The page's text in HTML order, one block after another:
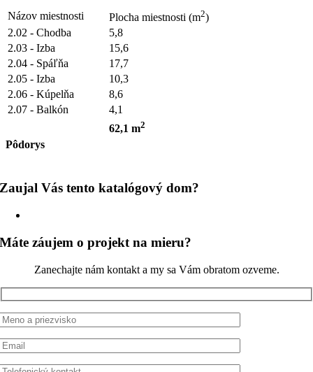
Názov miestnosti Plocha miestnosti (m2)
2.02 - Chodba
5,8
2.03 - Izba
15,6
2.04 - Spáľňa
17,7
2.05 - Izba
10,3
2.06 - Kúpelňa
8,6
2.07 - Balkón
4,1
62,1 m2
Pôdorys
Zaujal Vás tento katalógový dom?
Máte záujem o projekt na mieru?
Zanechajte nám kontakt a my sa Vám obratom ozveme.